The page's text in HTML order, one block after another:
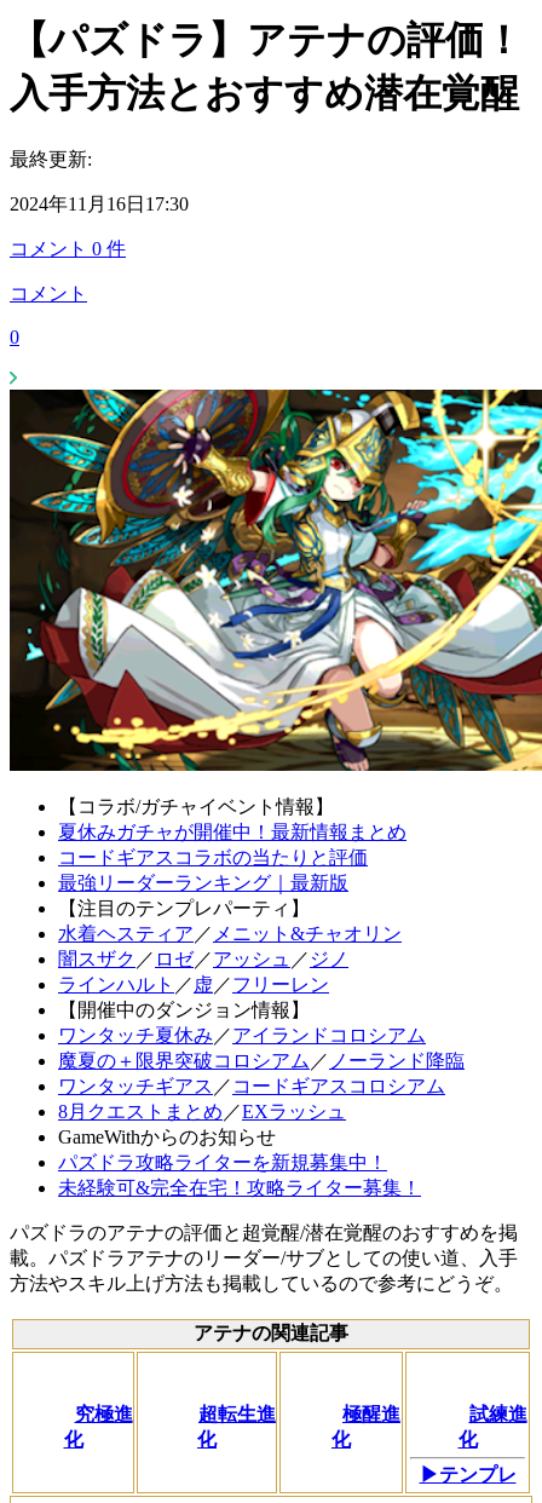
【パズドラ】アテナの評価！
入手方法とおすすめ潜在覚醒
最終更新:
2024年11月16日17:30
コメント 0 件
コメント
0
【コラボ/ガチャイベント情報】
夏休みガチャが開催中！最新情報まとめ
コードギアスコラボの当たりと評価
最強リーダーランキング｜最新版
【注目のテンプレパーティ】
水着ヘスティア ／ メニット&チャオリン
闇スザク ／ ロゼ／アッシュ ／ ジノ
ラインハルト ／ 虚 ／フリーレン
【開催中のダンジョン情報】
ワンタッチ夏休み ／アイランドコロシアム
魔夏の＋限界突破コロシアム ／ ノーランド降臨
ワンタッチギアス ／ コードギアスコロシアム
8月クエストまとめ ／EXラッシュ
GameWithからのお知らせ
パズドラ攻略ライターを新規募集中！
未経験可&完全在宅！攻略ライター募集！
パズドラのアテナの評価と超覚醒/潜在覚醒のおすすめを掲
載。パズドラアテナのリーダー/サブとしての使い道、入手
方法やスキル上げ方法も掲載しているので参考にどうぞ。
アテナの関連記事
究極進
化
超転生進
化
極醒進
化
試練進
化
▶テンプレ